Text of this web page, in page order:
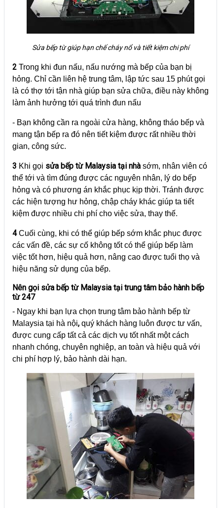
Sửa bếp từ giúp hạn chế cháy nổ và tiết kiệm chi phí
2 Trong khi đun nấu, nấu nướng mà bếp của bạn bị
hỏng. Chỉ cần liên hệ trung tâm, lập tức sau 15 phút gọi
là có thợ tới tận nhà giúp bạn sửa chữa, điều này không
làm ảnh hưởng tới quá trình đun nấu
- Bạn không cần ra ngoài cửa hàng, không tháo bếp và
mang tận bếp ra đó nên tiết kiệm được rất nhiều thời
gian, công sức.
3 Khi gọi sửa bếp từ Malaysia tại nhà sớm, nhân viên có
thể tới và tìm đúng được các nguyên nhân, lý do bếp
hỏng và có phương án khắc phục kịp thời. Tránh được
các hiện tượng hư hỏng, chập cháy khác giúp ta tiết
kiệm được nhiều chi phí cho việc sửa, thay thế.
4Cuối cùng, khi có thể giúp bếp sớm khắc phục được
các vấn đề, các sự cố không tốt có thể giúp bếp làm
việc tốt hơn, hiệu quả hơn, nâng cao được tuổi thọ và
hiệu năng sử dụng của bếp.
Nên gọi sửa bếp từ Malaysia tại trung tâm bảo hành bếp
từ 247
- Ngay khi bạn lựa chọn trung tâm bảo hành bếp từ
Malaysia tại hà nội, quý khách hàng luôn được tư vấn,
được cung cấp tất cả các dịch vụ tốt nhất một cách
nhanh chóng, chuyên nghiệp, an toàn và hiệu quả với
chi phí hợp lý, bảo hành dài hạn.